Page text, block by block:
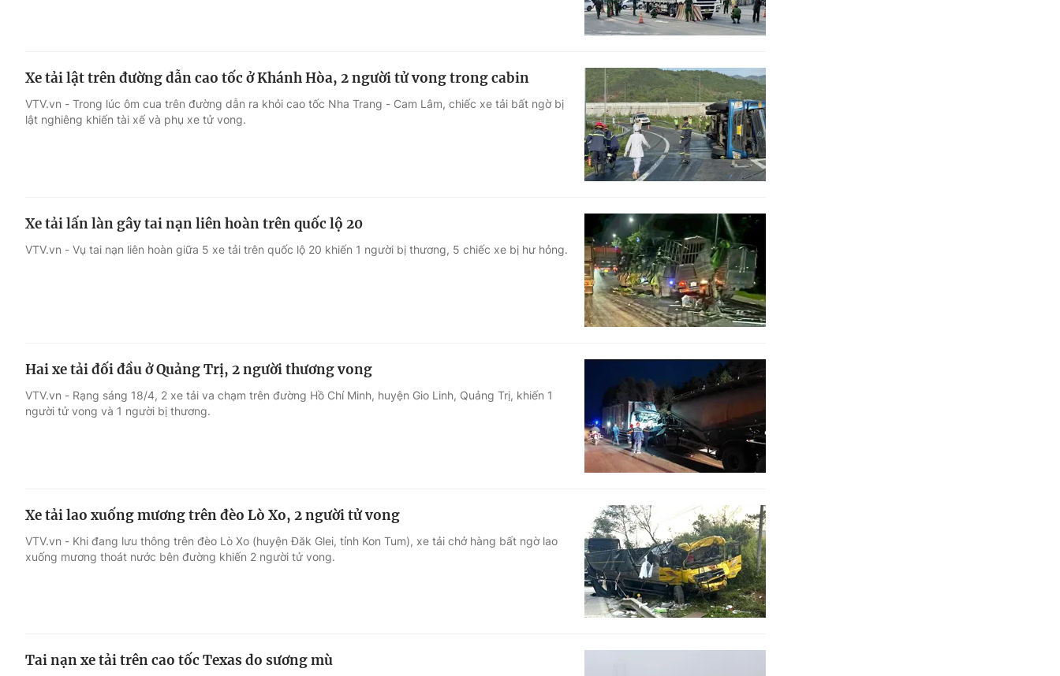
Xe tải lật trên đường dẫn cao tốc ở Khánh Hòa, 2 người tử vong trong cabin
VTV.vn - Trong lúc ôm cua trên đường dẫn ra khỏi cao tốc Nha Trang - Cam Lâm, chiếc xe tải bất ngờ bị
lật nghiêng khiến tài xế và phụ xe tử vong.
Xe tải lấn làn gây tai nạn liên hoàn trên quốc lộ 20
VTV.vn - Vụ tai nạn liên hoàn giữa 5 xe tải trên quốc lộ 20 khiến 1 người bị thương, 5 chiếc xe bị hư hỏng.
Hai xe tải đối đầu ở Quảng Trị, 2 người thương vong
VTV.vn - Rạng sáng 18/4, 2 xe tải va chạm trên đường Hồ Chí Minh, huyện Gio Linh, Quảng Trị, khiến 1
người tử vong và 1 người bị thương.
Xe tải lao xuống mương trên đèo Lò Xo, 2 người tử vong
VTV.vn - Khi đang lưu thông trên đèo Lò Xo (huyện Đăk Glei, tỉnh Kon Tum), xe tải chở hàng bất ngờ lao
xuống mương thoát nước bên đường khiến 2 người tử vong.
Tai nạn xe tải trên cao tốc Texas do sương mù